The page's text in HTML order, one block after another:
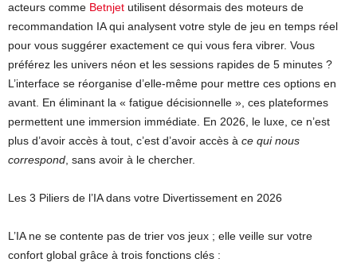
acteurs comme Betnjet utilisent désormais des moteurs de
recommandation IA qui analysent votre style de jeu en temps réel
pour vous suggérer exactement ce qui vous fera vibrer. Vous
préférez les univers néon et les sessions rapides de 5 minutes ?
L’interface se réorganise d’elle-même pour mettre ces options en
avant. En éliminant la « fatigue décisionnelle », ces plateformes
permettent une immersion immédiate. En 2026, le luxe, ce n’est
plus d’avoir accès à tout, c’est d’avoir accès à ce qui nous
correspond , sans avoir à le chercher.
Les 3 Piliers de l’IA dans votre Divertissement en 2026
L’IA ne se contente pas de trier vos jeux ; elle veille sur votre
confort global grâce à trois fonctions clés :